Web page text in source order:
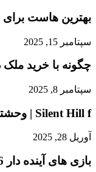
بهترین هاست برای
سپتامبر 15, 2025
چگونه با خرید ملک
سپتامبر 8, 2025
Silent Hill f | وحشتی که آرام‌آرام وارد ذهن شما می‌شود…
آوریل 28, 2025
بازی‌ های آینده دار 2026: منتظر این شاهکارها باشید!